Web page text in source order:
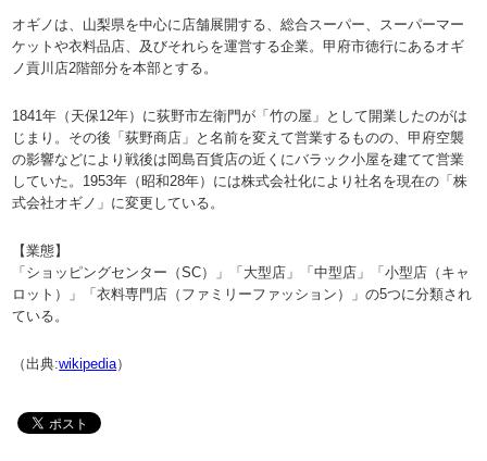
オギノは、山梨県を中心に店舗展開する、総合スーパー、スーパーマー
ケットや衣料品店、及びそれらを運営する企業。甲府市徳行にあるオギ
ノ貢川店2階部分を本部とする。
1841年（天保12年）に荻野市左衛門が「竹の屋」として開業したのがは
じまり。その後「荻野商店」と名前を変えて営業するものの、甲府空襲
の影響などにより戦後は岡島百貨店の近くにバラック小屋を建てて営業
していた。1953年（昭和28年）には株式会社化により社名を現在の「株
式会社オギノ」に変更している。
【業態】
「ショッピングセンター（SC）」「大型店」「中型店」「小型店（キャ
ロット）」「衣料専門店（ファミリーファッション）」の5つに分類され
ている。
（出典:wikipedia）